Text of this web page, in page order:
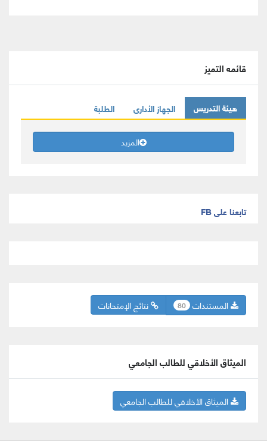
قائمه التميز
هيئة التدريس الجهاز الأدارى الطلبة
المزيد
تابعنا على FB
نتائج الإمتحانات المستندات 80
الميثاق الأخلاقي للطالب الجامعي
الميثاق الأخلاقي للطالب الجامعي